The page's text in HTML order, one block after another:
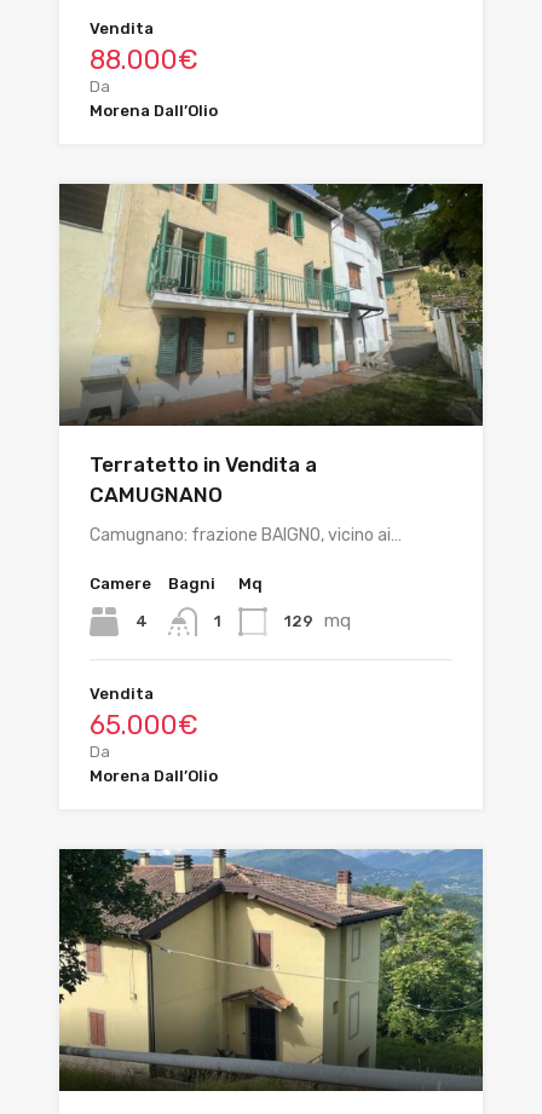
Vendita
88.000€
Da
Morena Dall’Olio
Terratetto in Vendita a
CAMUGNANO
Camugnano: frazione BAIGNO, vicino ai…
Camere
4
Bagni
1
Mq
129 mq
Vendita
65.000€
Da
Morena Dall’Olio